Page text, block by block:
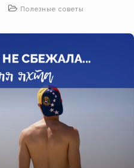
Полезные советы